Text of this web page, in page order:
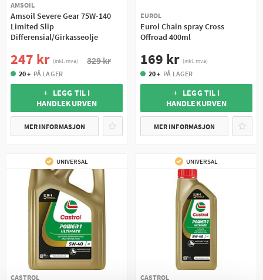
AMSOIL
Amsoil Severe Gear 75W-140
Limited Slip
Differensial/Girkasseolje
247 kr (inkl. mva) 329 kr
20 + PÅ LAGER
+ LEGG TIL I
HANDLEKURVEN
MER INFORMASJON
EUROL
Eurol Chain spray Cross
Offroad 400ml
169 kr (inkl. mva)
20 + PÅ LAGER
+ LEGG TIL I
HANDLEKURVEN
MER INFORMASJON
UNIVERSAL
CASTROL
UNIVERSAL
CASTROL